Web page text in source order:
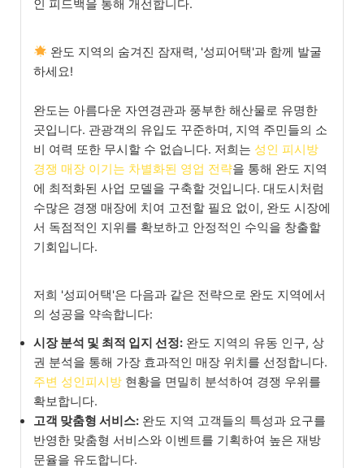
인 피드백을 통해 개선합니다.
완도 지역의 숨겨진 잠재력, '성피어택'과 함께 발굴
하세요!
완도는 아름다운 자연경관과 풍부한 해산물로 유명한
곳입니다. 관광객의 유입도 꾸준하며, 지역 주민들의 소
비 여력 또한 무시할 수 없습니다. 저희는 성인 피시방
경쟁 매장 이기는 차별화된 영업 전략을 통해 완도 지역
에 최적화된 사업 모델을 구축할 것입니다. 대도시처럼
수많은 경쟁 매장에 치여 고전할 필요 없이, 완도 시장에
서 독점적인 지위를 확보하고 안정적인 수익을 창출할
기회입니다.
저희 '성피어택'은 다음과 같은 전략으로 완도 지역에서
의 성공을 약속합니다:
시장 분석 및 최적 입지 선정: 완도 지역의 유동 인구, 상
권 분석을 통해 가장 효과적인 매장 위치를 선정합니다.
주변 성인피시방 현황을 면밀히 분석하여 경쟁 우위를
확보합니다.
고객 맞춤형 서비스: 완도 지역 고객들의 특성과 요구를
반영한 맞춤형 서비스와 이벤트를 기획하여 높은 재방
문율을 유도합니다.